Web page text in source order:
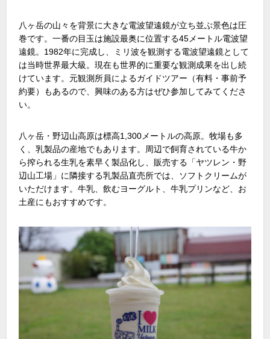
八ヶ岳の山々を背景に大きな電波望遠鏡が立ち並ぶ景色は圧
巻です。一番の目玉は施設最奥に位置する45 メートル電波望
遠鏡。 1982年に完成し、ミリ波を観測する電波望遠鏡として
は当時世界最大級。現在も世界的に重要な観測成果を出し続
けています。元観測所員によるガイドツアー（有料・事前予
約要）もあるので、興味のある方はぜひ参加してみてくださ
い。
八ヶ岳・野辺山高原は標高1,300 メートルの高原。牧場も多
く、乳製品の産地でもあります。周辺で飼育されている牛か
ら搾られる生乳を素早く製品化し、販売する「ヤツレン・野
辺山工場」に隣接する乳製品直売所では、ソフトクリームが
いただけます。牛乳、飲むヨーグルト、牛乳プリンなど、お
土産にもおすすめです。